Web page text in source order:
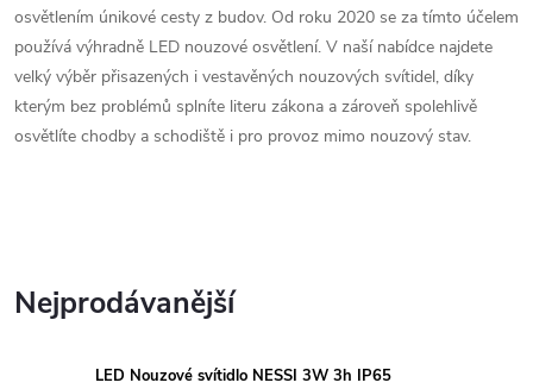
osvětlením únikové cesty z budov. Od roku 2020 se za tímto účelem
používá výhradně LED nouzové osvětlení. V naší nabídce najdete
velký výběr přisazených i vestavěných nouzových svítidel, díky
kterým bez problémů splníte literu zákona a zároveň spolehlivě
osvětlíte chodby a schodiště i pro provoz mimo nouzový stav.
Nejprodávanější
LED Nouzové svítidlo NESSI 3W 3h IP65